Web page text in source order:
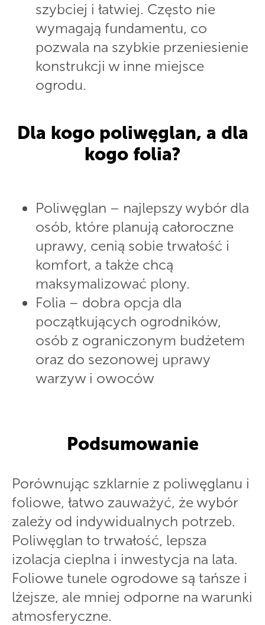
szybciej i łatwiej. Często nie
wymagają fundamentu, co
pozwala na szybkie przeniesienie
konstrukcji w inne miejsce
ogrodu.
Dla kogo poliwęglan, a dla
kogo folia?
Poliwęglan – najlepszy wybór dla
osób, które planują całoroczne
uprawy, cenią sobie trwałość i
komfort, a także chcą
maksymalizować plony.
Folia – dobra opcja dla
początkujących ogrodników,
osób z ograniczonym budżetem
oraz do sezonowej uprawy
warzyw i owoców
Podsumowanie
Porównując szklarnie z poliwęglanu i
foliowe, łatwo zauważyć, że wybór
zależy od indywidualnych potrzeb.
Poliwęglan to trwałość, lepsza
izolacja cieplna i inwestycja na lata.
Foliowe tunele ogrodowe są tańsze i
lżejsze, ale mniej odporne na warunki
atmosferyczne.